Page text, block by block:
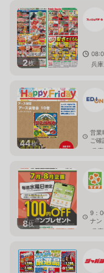
2枚
兵
44枚
営業
ご確
兵
8枚
9：
ナン
兵